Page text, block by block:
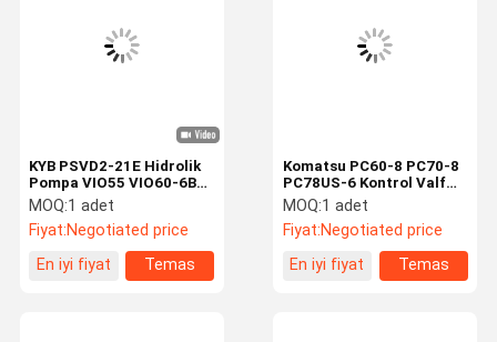
Komatsu PC60-8 PC70-8
PC78US-6 Kontrol Valf
Montajı 700-23-46001
MOQ:1 adet
Fiyat:Negotiated price
En iyi fiyat
Temas
KYB PSVD2-21E Hidrolik
Pompa VIO55 VIO60-6B
Ekskavatör için
MOQ:1 adet
Fiyat:Negotiated price
En iyi fiyat
Temas